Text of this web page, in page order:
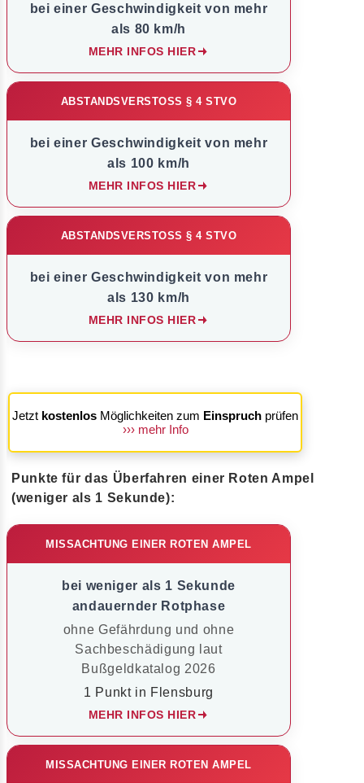
bei einer Geschwindigkeit von mehr
als 80 km/h
MEHR INFOS HIER
ABSTANDSVERSTOSS § 4 STVO
bei einer Geschwindigkeit von mehr
als 100 km/h
MEHR INFOS HIER
ABSTANDSVERSTOSS § 4 STVO
bei einer Geschwindigkeit von mehr
als 130 km/h
MEHR INFOS HIER
Jetzt kostenlos Möglichkeiten zum Einspruch prüfen
››› mehr Info
Punkte für das Überfahren einer Roten Ampel
(weniger als 1 Sekunde):
MISSACHTUNG EINER ROTEN AMPEL
bei weniger als 1 Sekunde
andauernder Rotphase
ohne Gefährdung und ohne
Sachbeschädigung laut
Bußgeldkatalog 2026
1 Punkt in Flensburg
MEHR INFOS HIER
MISSACHTUNG EINER ROTEN AMPEL